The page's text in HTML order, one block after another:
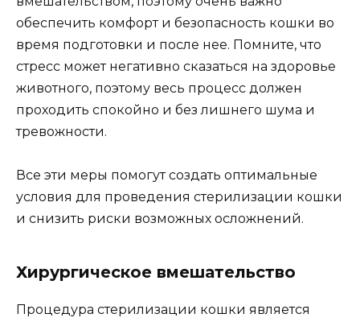
обеспечить комфорт и безопасность кошки во
время подготовки и после нее. Помните, что
стресс может негативно сказаться на здоровье
животного, поэтому весь процесс должен
проходить спокойно и без лишнего шума и
тревожности.
Все эти меры помогут создать оптимальные
условия для проведения стерилизации кошки
и снизить риски возможных осложнений.
Хирургическое вмешательство
Процедура стерилизации кошки является